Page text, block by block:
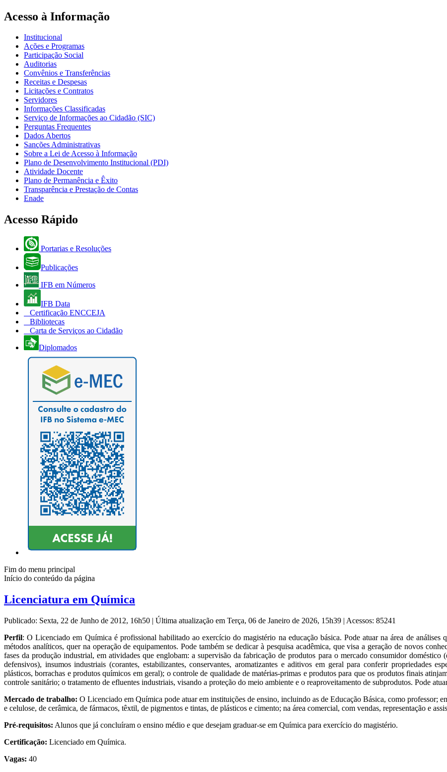
Acesso à Informação
Institucional
Ações e Programas
Participação Social
Auditorias
Convênios e Transferências
Receitas e Despesas
Licitações e Contratos
Servidores
Informações Classificadas
Serviço de Informações ao Cidadão (SIC)
Perguntas Frequentes
Dados Abertos
Sanções Administrativas
Sobre a Lei de Acesso à Informação
Plano de Desenvolvimento Institucional (PDI)
Atividade Docente
Plano de Permanência e Êxito
Transparência e Prestação de Contas
Enade
Acesso Rápido
Portarias e Resoluções
Publicações
IFB em Números
IFB Data
Certificação ENCCEJA
Bibliotecas
Carta de Serviços ao Cidadão
Diplomados
Fim do menu principal
Início do conteúdo da página
Licenciatura em Química
Publicado: Sexta, 22 de Junho de 2012, 16h50 | Última atualização em Terça, 06 de Janeiro de 2026, 15h39 | Acessos: 85241
Perfil: O Licenciado em Química é profissional habilitado ao exercício do magistério na educação básica. Pode atuar na área de
métodos analíticos, quer na operação de equipamentos. Pode também se dedicar à pesquisa acadêmica, que visa a geração de novos
fases da produção industrial, em atividades que englobam: a supervisão da fabricação de produtos para o mercado consumidor doméstico
defensivos), insumos industriais (corantes, estabilizantes, conservantes, aromatizantes e aditivos em geral para conferir propriedades
plásticos, borrachas e produtos químicos em geral); o controle de qualidade de matérias-primas e produtos para que os produtos finais
controle sanitário; o tratamento de efluentes industriais, visando a proteção do meio ambiente e o reaproveitamento de subprodutos. Pode
Mercado de trabalho: O Licenciado em Química pode atuar em instituições de ensino, incluindo as de Educação Básica, como professor;
e celulose, de cerâmica, de fármacos, têxtil, de pigmentos e tintas, de plásticos e cimento; na área comercial, com vendas, representação e
Pré-requisitos: Alunos que já concluíram o ensino médio e que desejam graduar-se em Química para exercício do magistério.
Certificação: Licenciado em Química.
Vagas: 40